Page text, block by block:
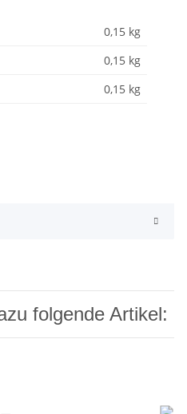
0,15 kg
0,15 kg
0,15 kg
folgende Artikel: